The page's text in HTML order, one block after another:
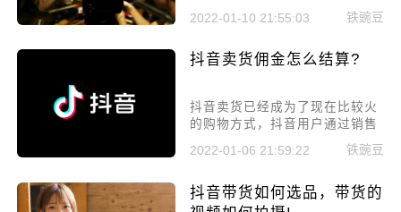
参考的，同时也是用来警惕商家
们好好运营店铺的，店铺评分是
久更新一次?
2022-01-10 21:55:03 铁豌豆
抖音卖货佣金怎么结算?
抖音卖货已经成为了现在比较火
的购物方式，抖音用户通过销售
商品就可以拿到一定比例的佣
金，对于很多小伙伴来说这种赚
音卖货佣金怎么结算?
2022-01-06 21:59:22 铁豌豆
抖音带货如何选品，带货的